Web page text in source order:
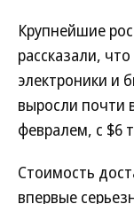
Крупнейшие
рассказали,
электроники и
выросли почти
февралем, с $6
Стоимость
впервые